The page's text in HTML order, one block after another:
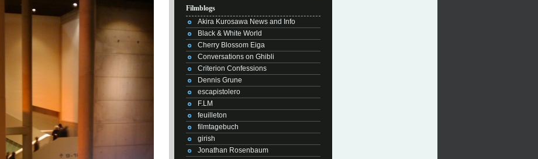
Filmblogs
Akira Kurosawa News and Info
Black & White World
Cherry Blossom Eiga
Conversations on Ghibli
Criterion Confessions
Dennis Grune
escapistolero
F.LM
feuilleton
filmtagebuch
girish
Jonathan Rosenbaum